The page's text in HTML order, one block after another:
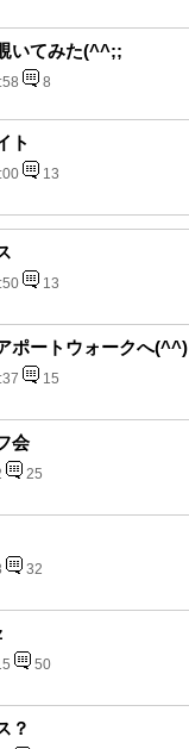
いてみた(^^;;
8
ト
13
13
ポートウォークへ(^^)
15
会
25
32
50
？